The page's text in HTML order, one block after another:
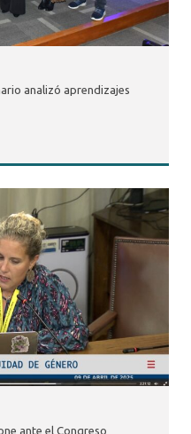
analizó aprendizajes
ante el Congreso